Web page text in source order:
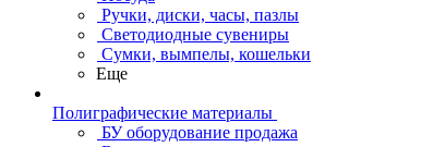
Ручки, диски, часы, пазлы
Светодиодные сувениры
Сумки, вымпелы, кошельки
Еще
Полиграфические материалы
БУ оборудование продажа